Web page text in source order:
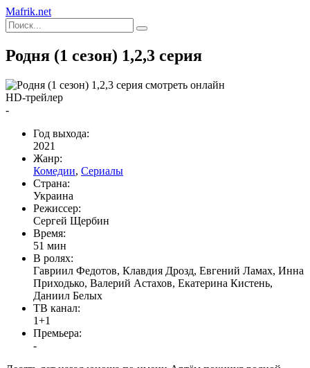
Mafrik.net
Родня (1 сезон) 1,2,3 серия
HD-трейлер
-
Год выхода:
2021
Жанр:
Комедии, Сериалы
Страна:
Украина
Режиссер:
Сергей Щербин
Время:
51 мин
В ролях:
Гавриил Федотов, Клавдия Дрозд, Евгений Ламах, Инна
Приходько, Валерий Астахов, Екатерина Кистень,
Даниил Белых
ТВ канал:
1+1
Премьера:
-